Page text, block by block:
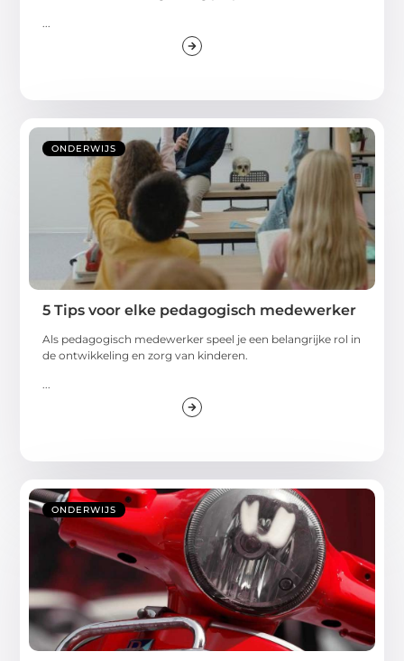
...
ONDERWIJS
5 Tips voor elke pedagogisch medewerker
Als pedagogisch medewerker speel je een belangrijke rol in
de ontwikkeling en zorg van kinderen.
...
ONDERWIJS